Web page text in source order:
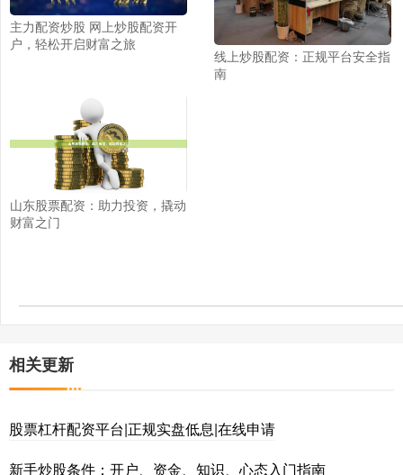
主力配资炒股 网上炒股配资开
户，轻松开启财富之旅
线上炒股配资：正规平台安全指
南
山东股票配资：助力投资，撬动
财富之门
相关更新
股票杠杆配资平台|正规实盘低息|在线申请
新手炒股条件：开户、资金、知识、心态入门指南